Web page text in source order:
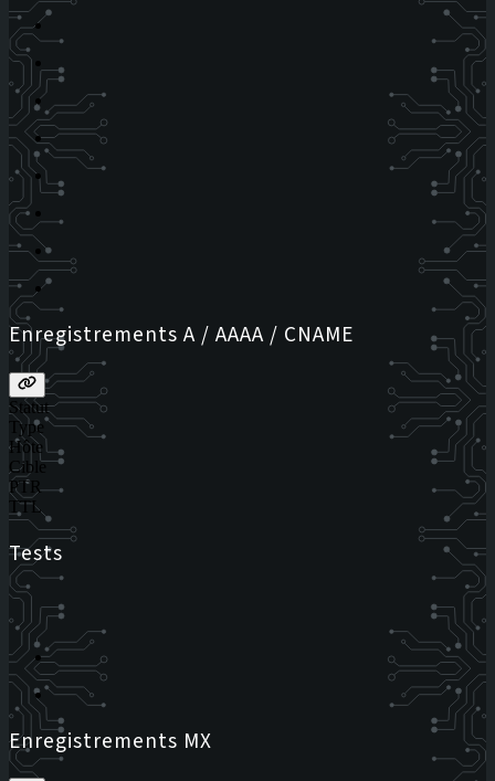
Enregistrements A / AAAA / CNAME
Statut
Type
Hôte
Cible
PTR
TTL
Tests
Enregistrements MX